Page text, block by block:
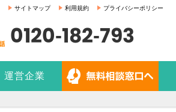
サイトマップ 利用規約 プライバシーポリシー
0120-182-793
運営企業